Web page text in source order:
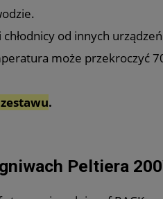
od innych
może przekroczyć
.
Peltiera